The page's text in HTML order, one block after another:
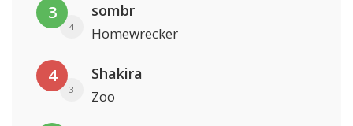
3
4
sombr
Homewrecker
4
3
Shakira
Zoo